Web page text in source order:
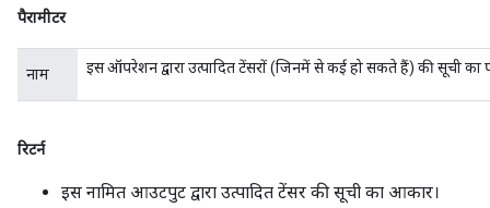
पैरामीटर
नाम इस ऑपरेशन द्वारा उत्पादित टेंसरों (जिनमें से कई हो सकते हैं) की सूची का
रिटर्न
इस नामित आउटपुट द्वारा उत्पादित टेंसर की सूची का आकार।